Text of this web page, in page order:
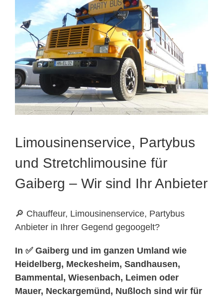
Limousinenservice, Partybus
und Stretchlimousine für
Gaiberg – Wir sind Ihr Anbieter
🔎 Chauffeur, Limousinenservice, Partybus
Anbieter in Ihrer Gegend gegoogelt?
In ✅ Gaiberg und im ganzen Umland wie
Heidelberg, Meckesheim, Sandhausen,
Bammental, Wiesenbach, Leimen oder
Mauer, Neckargemünd, Nußloch sind wir für